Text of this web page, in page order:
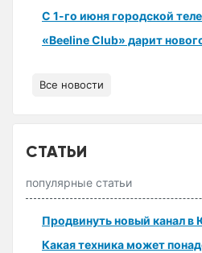
С 1-го июня городской
«Beeline Club» дарит
Все новости
СТАТЬИ
популярные статьи
Продвинуть новый канал в
Какая техника может